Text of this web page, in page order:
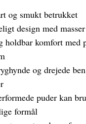
og smukt betrukket
design med
holdbar komfort med
og drejede
puder kan
formål